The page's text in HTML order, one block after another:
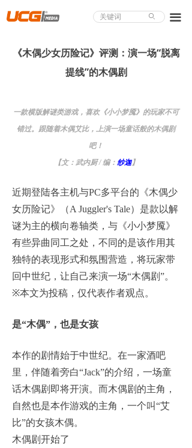
끀
About UCG
天下聚会
游戏大赏
小程序
个人中心
ꄙ
一款横版解谜类游戏，喜欢《小小梦魇》的玩家不可
错过。跟随着木偶艾比，上演一场童话般的木偶剧
吧！
【文：武内厨 / 编： 纱迦】
近期登陆各主机与PC多平台的《木偶少
女历险记》（A Juggler's Tale）是款以解
谜为主的横向卷轴类，与《小小梦魇》
有些异曲同工之处，不同的是该作用其
独特的表现形式和氛围营造，将玩家带
回中世纪，让自己来演一场“木偶剧”。
※本文为投稿，仅代表作者观点。
是“木偶”，也是女孩
本作的剧情始于中世纪。在一家酒吧
里，伴随着旁白“Jack”的介绍，一场童
话木偶剧即将开演。而木偶剧的主角，
自然也是本作游戏的主角，一个叫“艾
比”的女孩木偶。
木偶剧开始了
《木偶少女历险记》评测：演一场“脱离
提线”的木偶剧